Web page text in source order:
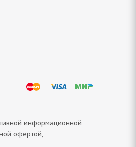
информационной
офертой,